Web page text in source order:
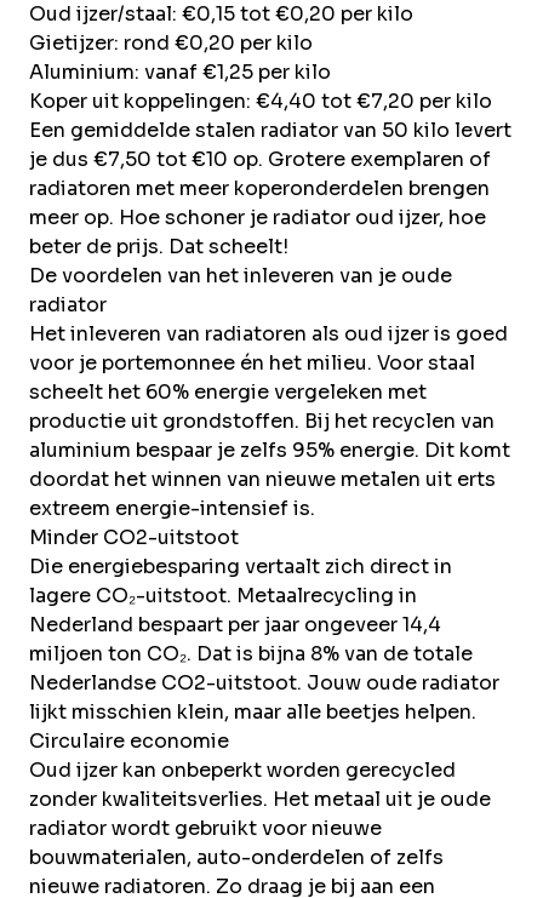
Oud ijzer/staal: €0,15 tot €0,20 per kilo
Gietijzer: rond €0,20 per kilo
Aluminium: vanaf €1,25 per kilo
Koper uit koppelingen: €4,40 tot €7,20 per kilo
Een gemiddelde stalen radiator van 50 kilo levert
je dus €7,50 tot €10 op. Grotere exemplaren of
radiatoren met meer koperonderdelen brengen
meer op. Hoe schoner je radiator oud ijzer, hoe
beter de prijs. Dat scheelt!
De voordelen van het inleveren van je oude
radiator
Het inleveren van radiatoren als oud ijzer is goed
voor je portemonnee én het milieu. Voor staal
scheelt het 60% energie vergeleken met
productie uit grondstoffen. Bij het recyclen van
aluminium bespaar je zelfs 95% energie. Dit komt
doordat het winnen van nieuwe metalen uit erts
extreem energie-intensief is.
Minder CO2-uitstoot
Die energiebesparing vertaalt zich direct in
lagere CO₂-uitstoot. Metaalrecycling in
Nederland bespaart per jaar ongeveer 14,4
miljoen ton CO₂. Dat is bijna 8% van de totale
Nederlandse CO2-uitstoot. Jouw oude radiator
lijkt misschien klein, maar alle beetjes helpen.
Circulaire economie
Oud ijzer kan onbeperkt worden gerecycled
zonder kwaliteitsverlies. Het metaal uit je oude
radiator wordt gebruikt voor nieuwe
bouwmaterialen, auto-onderdelen of zelfs
nieuwe radiatoren. Zo draag je bij aan een